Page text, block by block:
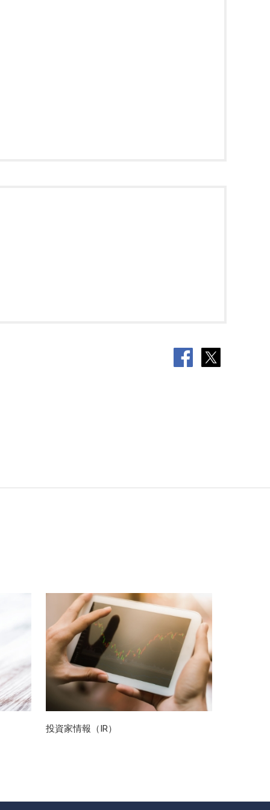
投資家情報（IR）